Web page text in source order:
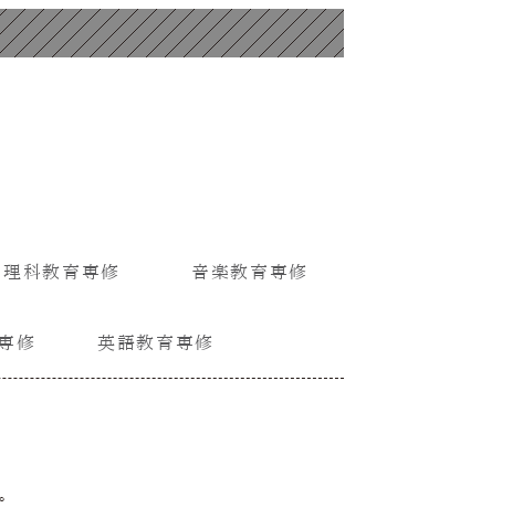
理科教育専修 音楽教育専修
修 英語教育専修